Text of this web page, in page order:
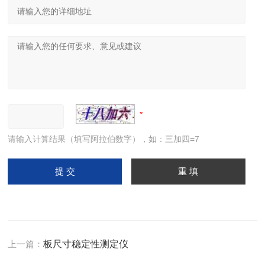
请输入计算结果（填写阿拉伯数字），如：三加四=7
上一篇：板尺寸稳定性测定仪